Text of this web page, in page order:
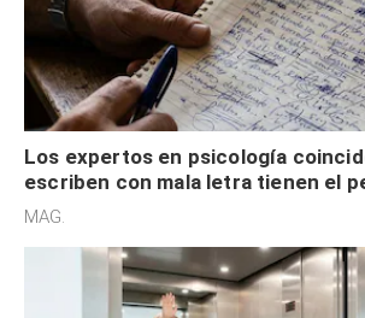
Los expertos en psicología
escriben con mala letra tienen el
acelerado y no lo hacen por
MAG.